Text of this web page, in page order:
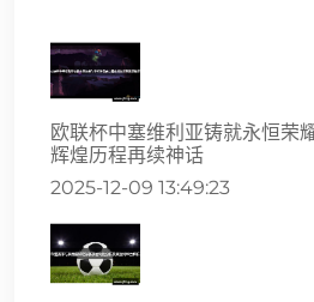
欧联杯中塞维利亚铸就永恒荣
辉煌历程再续神话
2025-12-09 13:49:23